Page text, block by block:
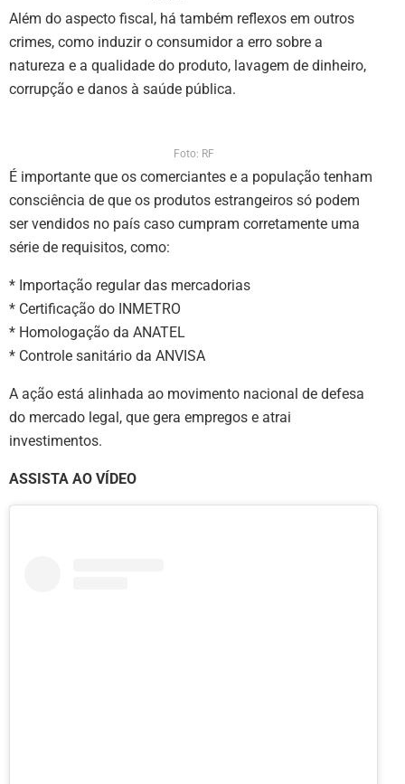
Além do aspecto fiscal, há também reflexos em outros
crimes, como induzir o consumidor a erro sobre a
natureza e a qualidade do produto, lavagem de dinheiro,
corrupção e danos à saúde pública.
Foto: RF
É importante que os comerciantes e a população tenham
consciência de que os produtos estrangeiros só podem
ser vendidos no país caso cumpram corretamente uma
série de requisitos, como:
* Importação regular das mercadorias
* Certificação do INMETRO
* Homologação da ANATEL
* Controle sanitário da ANVISA
A ação está alinhada ao movimento nacional de defesa
do mercado legal, que gera empregos e atrai
investimentos.
ASSISTA AO VÍDEO